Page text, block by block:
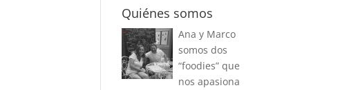
Quiénes somos
Ana y Marco
somos dos
“foodies” que
nos apasiona